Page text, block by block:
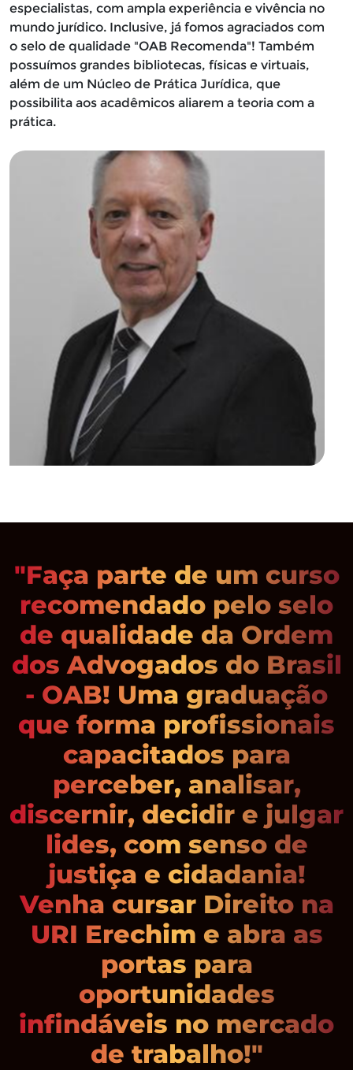
especialistas, com ampla experiência e vivência no
mundo jurídico. Inclusive, já fomos agraciados com
o selo de qualidade "OAB Recomenda"! Também
possuímos grandes bibliotecas, físicas e virtuais,
além de um Núcleo de Prática Jurídica, que
possibilita aos acadêmicos aliarem a teoria com a
prática.
"Faça parte de um curso
recomendado pelo selo
de qualidade da Ordem
dos Advogados do Brasil
- OAB! Uma graduação
que forma profissionais
capacitados para
perceber, analisar,
discernir, decidir e julgar
lides, com senso de
justiça e cidadania!
Venha cursar Direito na
URI Erechim e abra as
portas para
oportunidades
infindáveis no mercado
de trabalho!"